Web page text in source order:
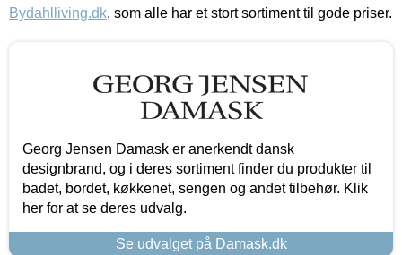
Bydahlliving.dk, som alle har et stort sortiment til gode priser.
Georg Jensen Damask er anerkendt dansk
designbrand, og i deres sortiment finder du produkter til
badet, bordet, køkkenet, sengen og andet tilbehør. Klik
her for at se deres udvalg.
Se udvalget på Damask.dk